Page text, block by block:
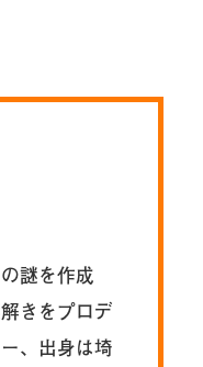
謎を作成
きをプロデ
、出身は埼